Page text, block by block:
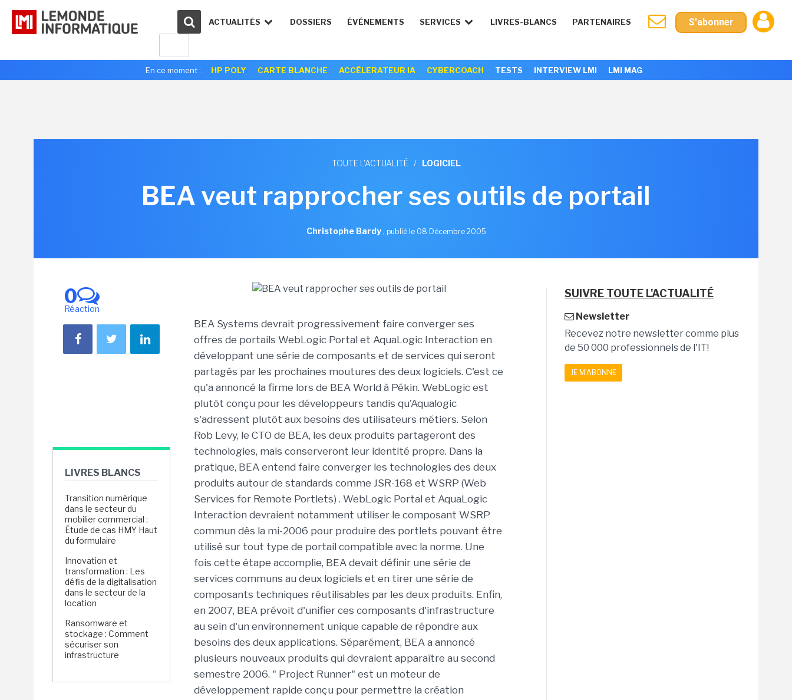
ACTUALITÉS DOSSIERS ÉVÉNEMENTS SERVICES LIVRES-BLANCS PARTENAIRES S'abonner
En ce moment : HP POLY CARTE BLANCHE ACCÉLERATEUR IA CYBERCOACH TESTS INTERVIEW LMI LMI MAG
TOUTE L'ACTUALITÉ / LOGICIEL
BEA veut rapprocher ses outils de portail
Christophe Bardy, publié le 08 Décembre 2005
0
Réaction
LIVRES BLANCS
Transition numérique
dans le secteur du
mobilier commercial :
Étude de cas HMY Haut
du formulaire
Innovation et
transformation : Les
défis de la digitalisation
dans le secteur de la
location
Ransomware et
stockage : Comment
sécuriser son
infrastructure
BEA Systems devrait progressivement faire converger ses
offres de portails WebLogic Portal et AquaLogic Interaction en
développant une série de composants et de services qui seront
partagés par les prochaines moutures des deux logiciels. C'est ce
qu'a annoncé la firme lors de BEA World à Pékin. WebLogic est
plutôt conçu pour les développeurs tandis qu'Aqualogic
s'adressent plutôt aux besoins des utilisateurs métiers. Selon
Rob Levy, le CTO de BEA, les deux produits partageront des
technologies, mais conserveront leur identité propre. Dans la
pratique, BEA entend faire converger les technologies des deux
produits autour de standards comme JSR-168 et WSRP (Web
Services for Remote Portlets) . WebLogic Portal et AquaLogic
Interaction devraient notamment utiliser le composant WSRP
commun dès la mi-2006 pour produire des portlets pouvant être
utilisé sur tout type de portail compatible avec la norme. Une
fois cette étape accomplie, BEA devait définir une série de
services communs au deux logiciels et en tirer une série de
composants techniques réutilisables par les deux produits. Enfin,
en 2007, BEA prévoit d'unifier ces composants d'infrastructure
au sein d'un environnement unique capable de répondre aux
besoins des deux applications. Séparément, BEA a annoncé
plusieurs nouveaux produits qui devraient apparaître au second
semestre 2006. " Project Runner" est un moteur de
développement rapide conçu pour permettre la création
SUIVRE TOUTE L'ACTUALITÉ
Newsletter
Recevez notre newsletter comme plus
de 50 000 professionnels de l'IT!
JE M'ABONNE